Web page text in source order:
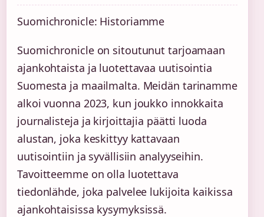
Suomichronicle: Historiamme
Suomichronicle on sitoutunut tarjoamaan
ajankohtaista ja luotettavaa uutisointia
Suomesta ja maailmalta. Meidän tarinamme
alkoi vuonna 2023, kun joukko innokkaita
journalisteja ja kirjoittajia päätti luoda
alustan, joka keskittyy kattavaan
uutisointiin ja syvällisiin analyyseihin.
Tavoitteemme on olla luotettava
tiedonlähde, joka palvelee lukijoita kaikissa
ajankohtaisissa kysymyksissä.